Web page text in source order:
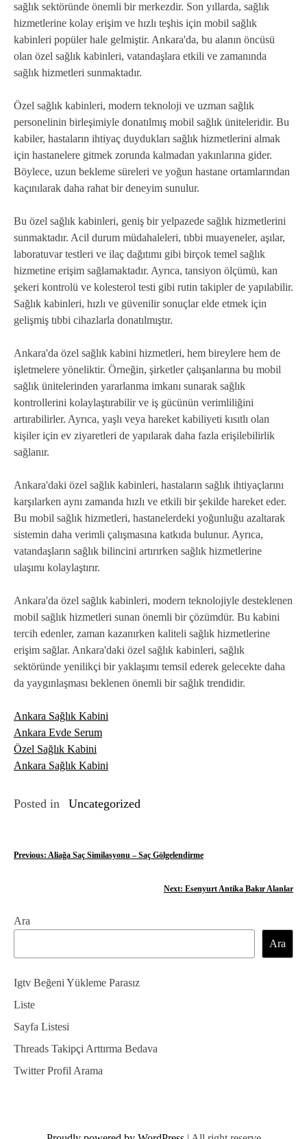
sağlık sektöründe önemli bir merkezdir. Son yıllarda, sağlık
hizmetlerine kolay erişim ve hızlı teşhis için mobil sağlık
kabinleri popüler hale gelmiştir. Ankara'da, bu alanın öncüsü
olan özel sağlık kabinleri, vatandaşlara etkili ve zamanında
sağlık hizmetleri sunmaktadır.
Özel sağlık kabinleri, modern teknoloji ve uzman sağlık
personelinin birleşimiyle donatılmış mobil sağlık üniteleridir. Bu
kabiler, hastaların ihtiyaç duydukları sağlık hizmetlerini almak
için hastanelere gitmek zorunda kalmadan yakınlarına gider.
Böylece, uzun bekleme süreleri ve yoğun hastane ortamlarından
kaçınılarak daha rahat bir deneyim sunulur.
Bu özel sağlık kabinleri, geniş bir yelpazede sağlık hizmetlerini
sunmaktadır. Acil durum müdahaleleri, tıbbi muayeneler, aşılar,
laboratuvar testleri ve ilaç dağıtımı gibi birçok temel sağlık
hizmetine erişim sağlamaktadır. Ayrıca, tansiyon ölçümü, kan
şekeri kontrolü ve kolesterol testi gibi rutin takipler de yapılabilir.
Sağlık kabinleri, hızlı ve güvenilir sonuçlar elde etmek için
gelişmiş tıbbi cihazlarla donatılmıştır.
Ankara'da özel sağlık kabini hizmetleri, hem bireylere hem de
işletmelere yöneliktir. Örneğin, şirketler çalışanlarına bu mobil
sağlık ünitelerinden yararlanma imkanı sunarak sağlık
kontrollerini kolaylaştırabilir ve iş gücünün verimliliğini
artırabilirler. Ayrıca, yaşlı veya hareket kabiliyeti kısıtlı olan
kişiler için ev ziyaretleri de yapılarak daha fazla erişilebilirlik
sağlanır.
Ankara'daki özel sağlık kabinleri, hastaların sağlık ihtiyaçlarını
karşılarken aynı zamanda hızlı ve etkili bir şekilde hareket eder.
Bu mobil sağlık hizmetleri, hastanelerdeki yoğunluğu azaltarak
sistemin daha verimli çalışmasına katkıda bulunur. Ayrıca,
vatandaşların sağlık bilincini artırırken sağlık hizmetlerine
ulaşımı kolaylaştırır.
Ankara'da özel sağlık kabinleri, modern teknolojiyle desteklenen
mobil sağlık hizmetleri sunan önemli bir çözümdür. Bu kabini
tercih edenler, zaman kazanırken kaliteli sağlık hizmetlerine
erişim sağlar. Ankara'daki özel sağlık kabinleri, sağlık
sektöründe yenilikçi bir yaklaşımı temsil ederek gelecekte daha
da yaygınlaşması beklenen önemli bir sağlık trendidir.
Ankara Sağlık Kabini
Ankara Evde Serum
Özel Sağlık Kabini
Ankara Sağlık Kabini
Posted in Uncategorized
Y
ı
g
e
z
i
n
Previous: Aliağa Saç Similasyonu – Saç Gölgelendirme
Next: Esenyurt Antika Bakır Alanlar
Ara
Ara
Igtv Beğeni Yükleme Parasız
Liste
Sayfa Listesi
Threads Takipçi Arttırma Bedava
Twitter Profil Arama